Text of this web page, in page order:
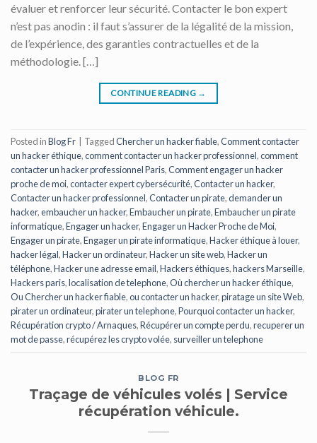
évaluer et renforcer leur sécurité. Contacter le bon expert
n’est pas anodin : il faut s’assurer de la légalité de la mission,
de l’expérience, des garanties contractuelles et de la
méthodologie. […]
CONTINUE READING →
Posted inBlog Fr TaggedChercher un hacker fiable,Comment contacter
un hacker éthique,comment contacter un hacker professionnel,comment
contacter un hacker professionnel Paris,Comment engager un hacker
proche de moi,contacter expert cybersécurité,Contacter un hacker,
Contacter un hacker professionnel,Contacter un pirate,demander un
hacker,embaucher un hacker,Embaucher un pirate,Embaucher un pirate
informatique,Engager un hacker,Engager un Hacker Proche de Moi,
Engager un pirate,Engager un pirate informatique,Hacker éthique à louer,
hacker légal,Hacker un ordinateur,Hacker un site web,Hacker un
téléphone,Hacker une adresse email,Hackers éthiques,hackers Marseille,
Hackers paris,localisation de telephone,Où chercher un hacker éthique,
Ou Chercher un hacker fiable,ou contacter un hacker,piratage un site Web,
pirater un ordinateur,pirater un telephone,Pourquoi contacter un hacker,
Récupération crypto / Arnaques,Récupérer un compte perdu,recuperer un
mot de passe,récupérez les crypto volée, surveiller un telephone
BLOG FR
Traçage de véhicules volés | Service
récupération véhicule.